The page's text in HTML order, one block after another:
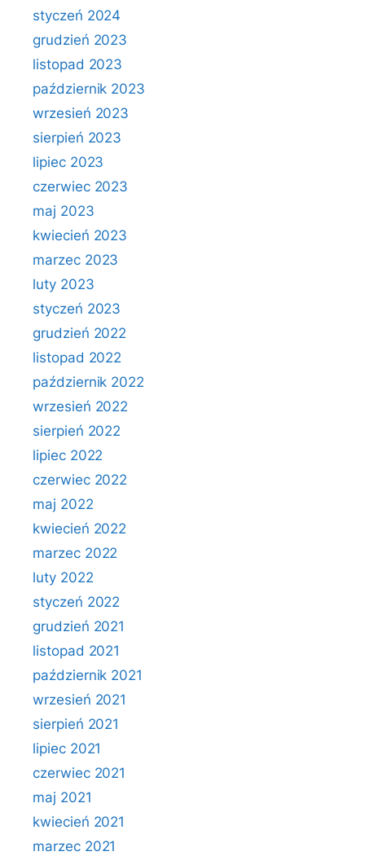
styczeń 2024
grudzień 2023
listopad 2023
październik 2023
wrzesień 2023
sierpień 2023
lipiec 2023
czerwiec 2023
maj 2023
kwiecień 2023
marzec 2023
luty 2023
styczeń 2023
grudzień 2022
listopad 2022
październik 2022
wrzesień 2022
sierpień 2022
lipiec 2022
czerwiec 2022
maj 2022
kwiecień 2022
marzec 2022
luty 2022
styczeń 2022
grudzień 2021
listopad 2021
październik 2021
wrzesień 2021
sierpień 2021
lipiec 2021
czerwiec 2021
maj 2021
kwiecień 2021
marzec 2021